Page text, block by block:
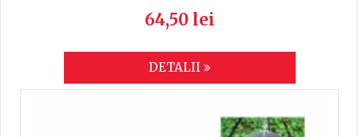
64,50 lei
DETALII